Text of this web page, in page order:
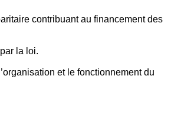
contribuant au financement des
la loi.
et le fonctionnement du